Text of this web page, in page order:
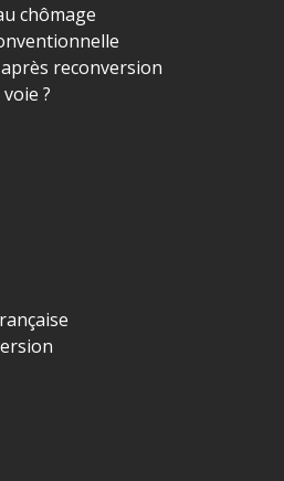
chômage
reconversion
?